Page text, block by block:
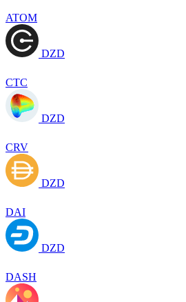
ATOM
DZD
CTC
DZD
CRV
DZD
DAI
DZD
DASH